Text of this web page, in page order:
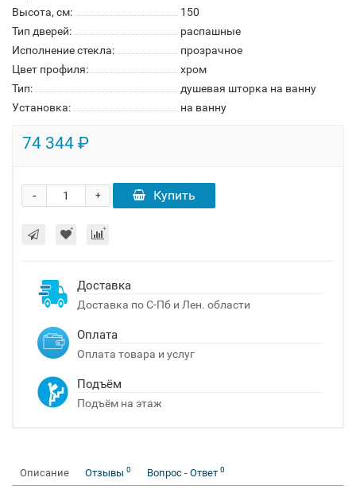
Высота, см:
150
Тип дверей:
распашные
Исполнение стекла:
прозрачное
Цвет профиля:
хром
Тип:
душевая шторка на ванну
Установка:
на ванну
74 344 ₽
+
- Купить
Доставка
Доставка по С-Пб и Лен. области
Оплата
Оплата товара и услуг
Подъём
Подъём на этаж
Описание Отзывы 0 Вопрос - Ответ 0